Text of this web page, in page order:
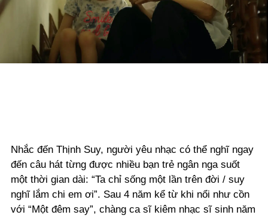
Nhắc đến Thịnh Suy, người yêu nhạc có thể nghĩ ngay
đến câu hát từng được nhiều bạn trẻ ngân nga suốt
một thời gian dài: “Ta chỉ sống một lần trên đời / suy
nghĩ lắm chi em ơi”. Sau 4 năm kể từ khi nổi như cồn
với “Một đêm say”, chàng ca sĩ kiêm nhạc sĩ sinh năm